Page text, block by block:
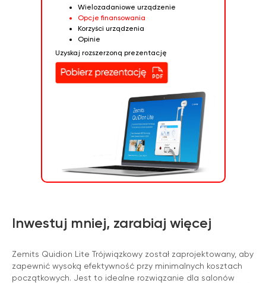
Wielozadaniowe urządzenie
Opcje finansowania
Korzyści urządzenia
Opinie
Uzyskaj rozszerzoną prezentację
Inwestuj mniej, zarabiaj więcej
Zemits Quidion Lite Trójwiązkowy został zaprojektowany, aby
zapewnić wysoką efektywność przy minimalnych kosztach
początkowych. Jest to idealne rozwiązanie dla salonów